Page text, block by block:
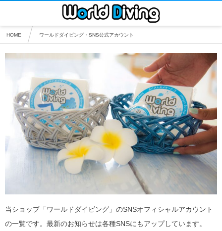
HOME ワールドダイビング・SNS公式アカウント
当ショップ「ワールドダイビング」のSNSオフィシャルアカウント
の一覧です。最新のお知らせは各種SNSにもアップしています。